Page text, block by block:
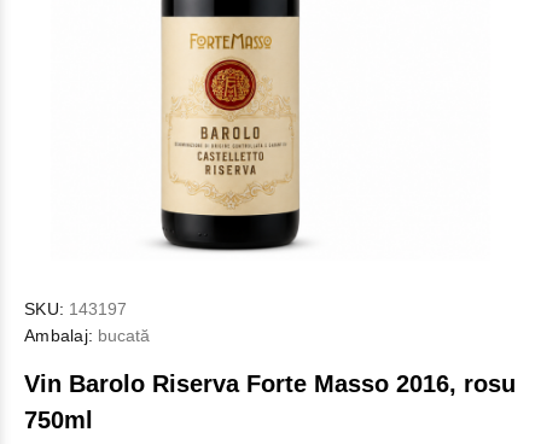
SKU: 143197
Ambalaj: bucată
Vin Barolo Riserva Forte Masso 2016, rosu
750ml